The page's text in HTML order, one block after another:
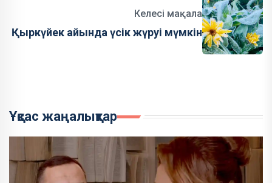
Келесі мақала
Қыркүйек айында үсік жүруі мүмкін
Ұқсас жаңалықтар